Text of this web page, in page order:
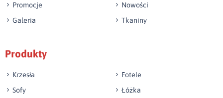
Promocje
Nowości
Galeria
Tkaniny
Produkty
Krzesła
Fotele
Sofy
Łóżka